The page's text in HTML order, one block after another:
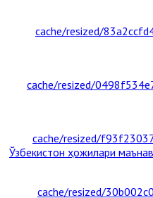
Ўзбекистон ҳожилари